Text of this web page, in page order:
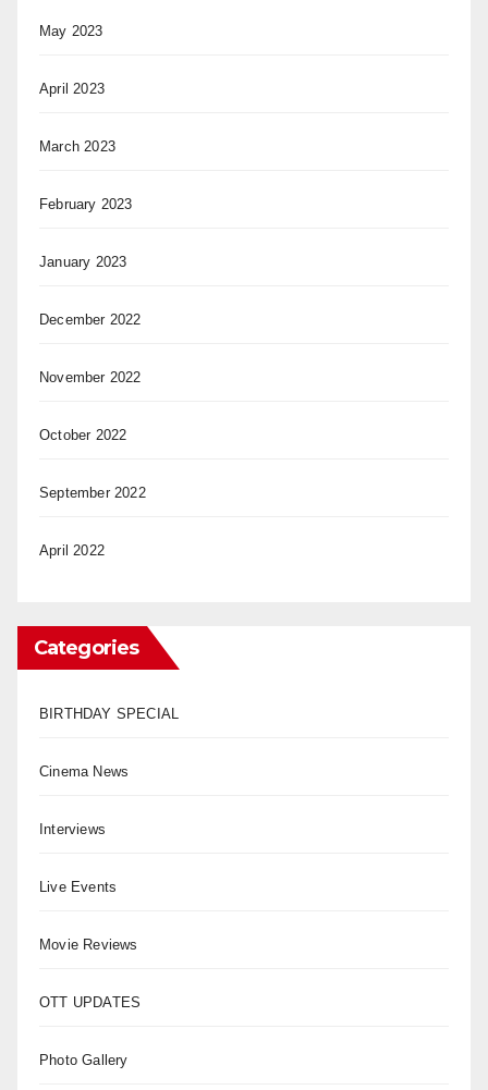
May 2023
April 2023
March 2023
February 2023
January 2023
December 2022
November 2022
October 2022
September 2022
April 2022
Categories
BIRTHDAY SPECIAL
Cinema News
Interviews
Live Events
Movie Reviews
OTT UPDATES
Photo Gallery